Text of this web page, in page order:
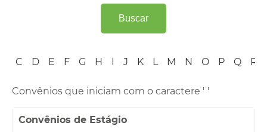
Buscar
C D E F G H I J K L M N O P Q R
Convênios que iniciam com o caractere ' '
Convênios de Estágio